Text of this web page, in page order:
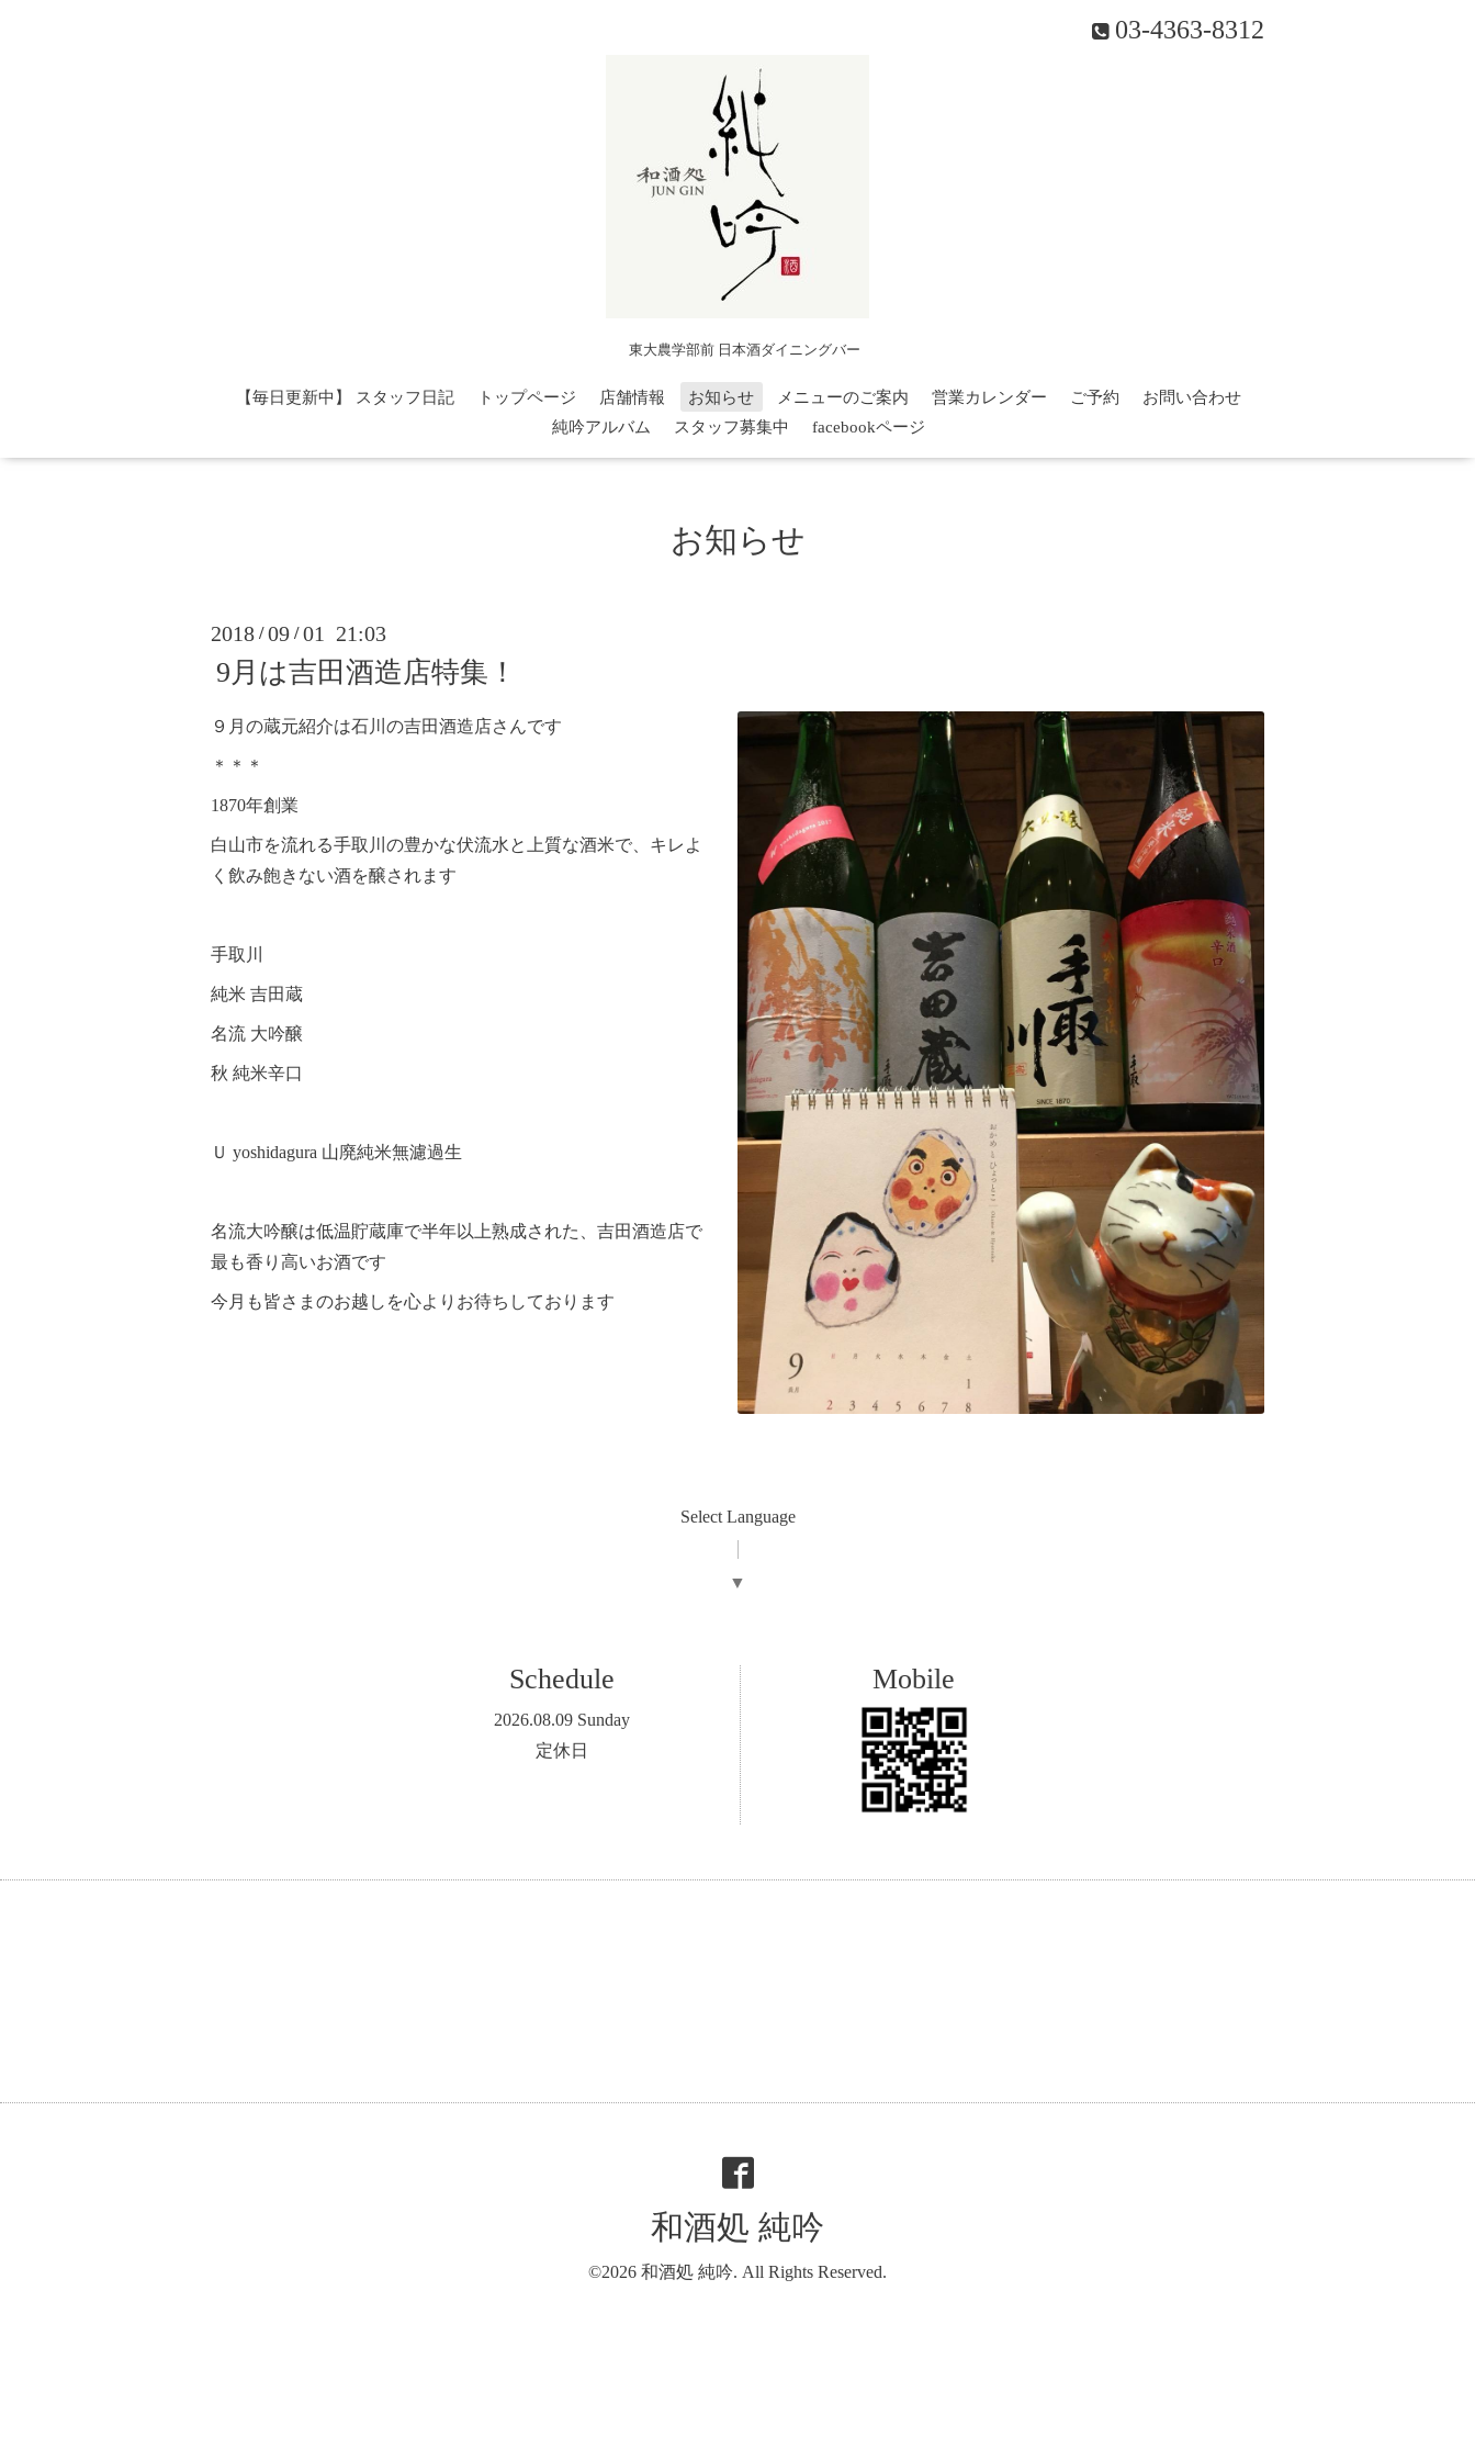
03-4363-8312
東大農学部前 日本酒ダイニングバー
【毎日更新中】 スタッフ日記 トップページ 店舗情報 お知らせ メニューのご案内 営業カレンダー ご予約
お問い合わせ
純吟アルバム
スタッフ募集中 facebookページ
お知らせ
2018 /09 /01 21:03
9月は吉田酒造店特集！
９月の蔵元紹介は石川の吉田酒造店さんです
＊＊＊
1870年創業
白山市を流れる手取川の豊かな伏流水と上質な酒米で、キレよ
く飲み飽きない酒を醸されます
手取川
純米 吉田蔵
名流 大吟醸
秋 純米辛口
Ｕ yoshidagura 山廃純米無濾過生
名流大吟醸は低温貯蔵庫で半年以上熟成された、吉田酒造店で
最も香り高いお酒です
今月も皆さまのお越しを心よりお待ちしております
Select Language
▼
Schedule
2026.08.09 Sunday
定休日
Mobile
和酒処 純吟
©2026 和酒処 純吟. All Rights Reserved.